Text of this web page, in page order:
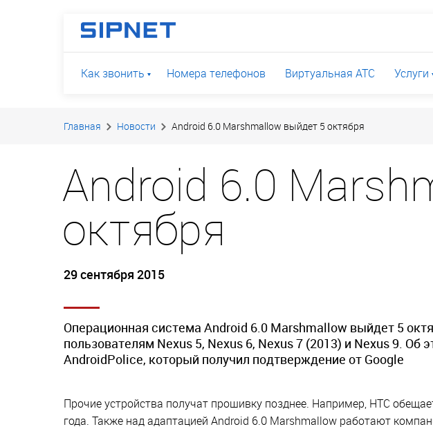
Как звонить Номера телефонов Виртуальная АТС Услуги
Главная Новости Android 6.0 Marshmallow выйдет 5 октября
Android 6.0
октября
29 сентября 2015
Операционная система Android 6.0 Marshmallow выйдет 5
пользователям Nexus 5, Nexus 6, Nexus 7 (2013) и Nexus 9.
AndroidPolice, который получил подтверждение от Google
Прочие устройства получат прошивку позднее. Например, HTC
года. Также над адаптацией Android 6.0 Marshmallow работают